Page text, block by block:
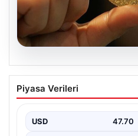
06.08.2026
22 Mayıs 2026
Analizi
hareketlilik yatırımcıların ve
en…
Piyasa Verileri
USD 47.70